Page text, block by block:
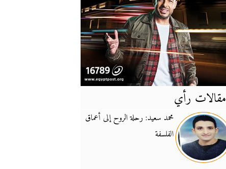
مقالات رأي
محمد سعيد: رحلة الروح إلى أعماق
الفلسفة